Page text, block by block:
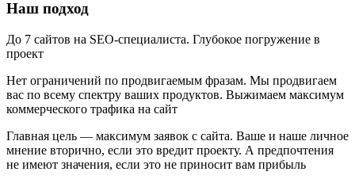
Наш подход
До 7 сайтов на SEO-специалиста. Глубокое погружение в
проект
Нет ограничений по продвигаемым фразам. Мы продвигаем
вас по всему спектру ваших продуктов. Выжимаем максимум
коммерческого трафика на сайт
Главная цель — максимум заявок с сайта. Ваше и наше личное
мнение вторично, если это вредит проекту. А предпочтения
не имеют значения, если это не приносит вам прибыль